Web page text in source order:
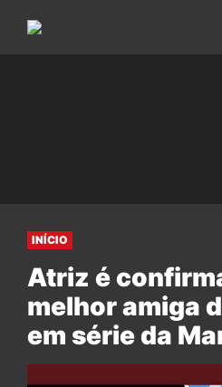
INÍCIO
Atriz é
melhor amiga
em série da